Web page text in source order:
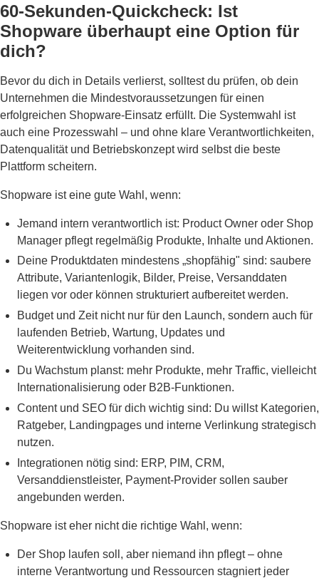
60-Sekunden-Quickcheck: Ist
Shopware überhaupt eine Option für
dich?
Bevor du dich in Details verlierst, solltest du prüfen, ob dein
Unternehmen die Mindestvoraussetzungen für einen
erfolgreichen Shopware-Einsatz erfüllt. Die Systemwahl ist
auch eine Prozesswahl – und ohne klare Verantwortlichkeiten,
Datenqualität und Betriebskonzept wird selbst die beste
Plattform scheitern.
Shopware ist eine gute Wahl, wenn:
Jemand intern verantwortlich ist: Product Owner oder Shop
Manager pflegt regelmäßig Produkte, Inhalte und Aktionen.
Deine Produktdaten mindestens „shopfähig" sind: saubere
Attribute, Variantenlogik, Bilder, Preise, Versanddaten
liegen vor oder können strukturiert aufbereitet werden.
Budget und Zeit nicht nur für den Launch, sondern auch für
laufenden Betrieb, Wartung, Updates und
Weiterentwicklung vorhanden sind.
Du Wachstum planst: mehr Produkte, mehr Traffic, vielleicht
Internationalisierung oder B2B-Funktionen.
Content und SEO für dich wichtig sind: Du willst Kategorien,
Ratgeber, Landingpages und interne Verlinkung strategisch
nutzen.
Integrationen nötig sind: ERP, PIM, CRM,
Versanddienstleister, Payment-Provider sollen sauber
angebunden werden.
Shopware ist eher nicht die richtige Wahl, wenn:
Der Shop laufen soll, aber niemand ihn pflegt – ohne
interne Verantwortung und Ressourcen stagniert jeder